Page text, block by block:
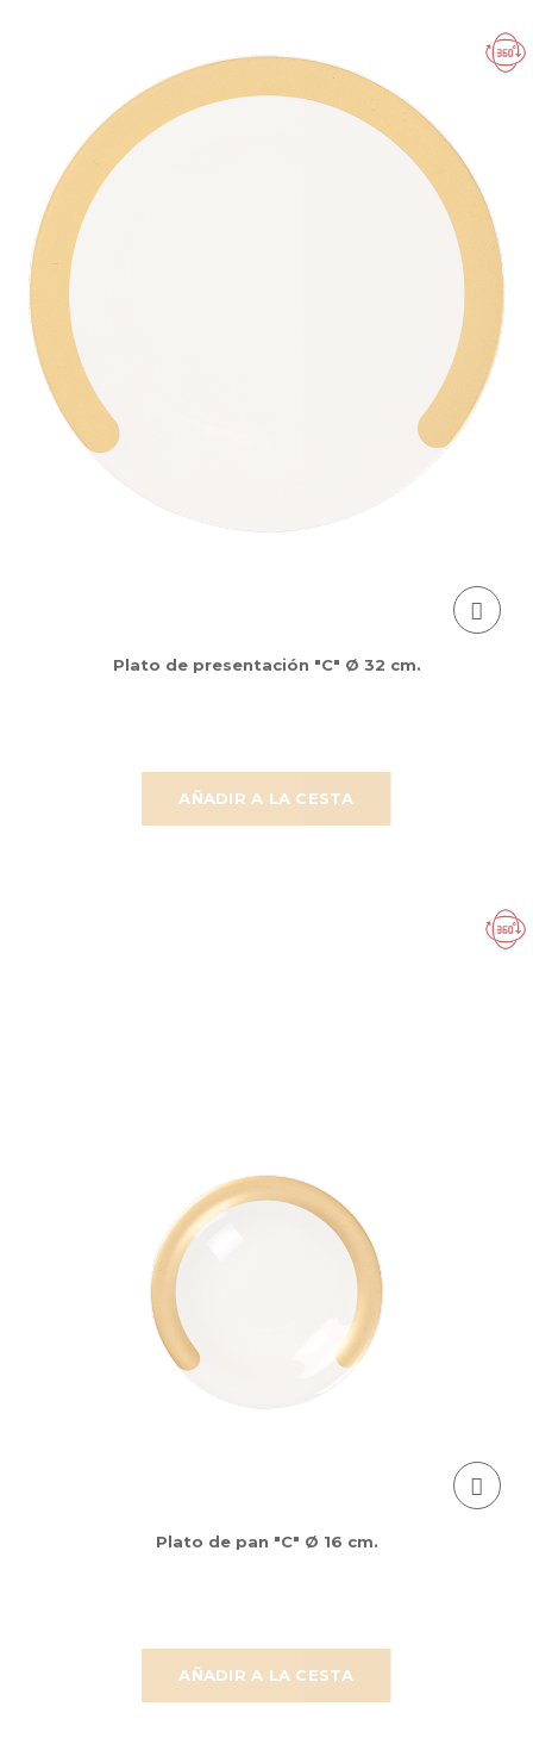
AÑADIR A LA CESTA
Plato de presentación "C" Ø 32 cm.
AÑADIR A LA CESTA
Plato de pan "C" Ø 16 cm.